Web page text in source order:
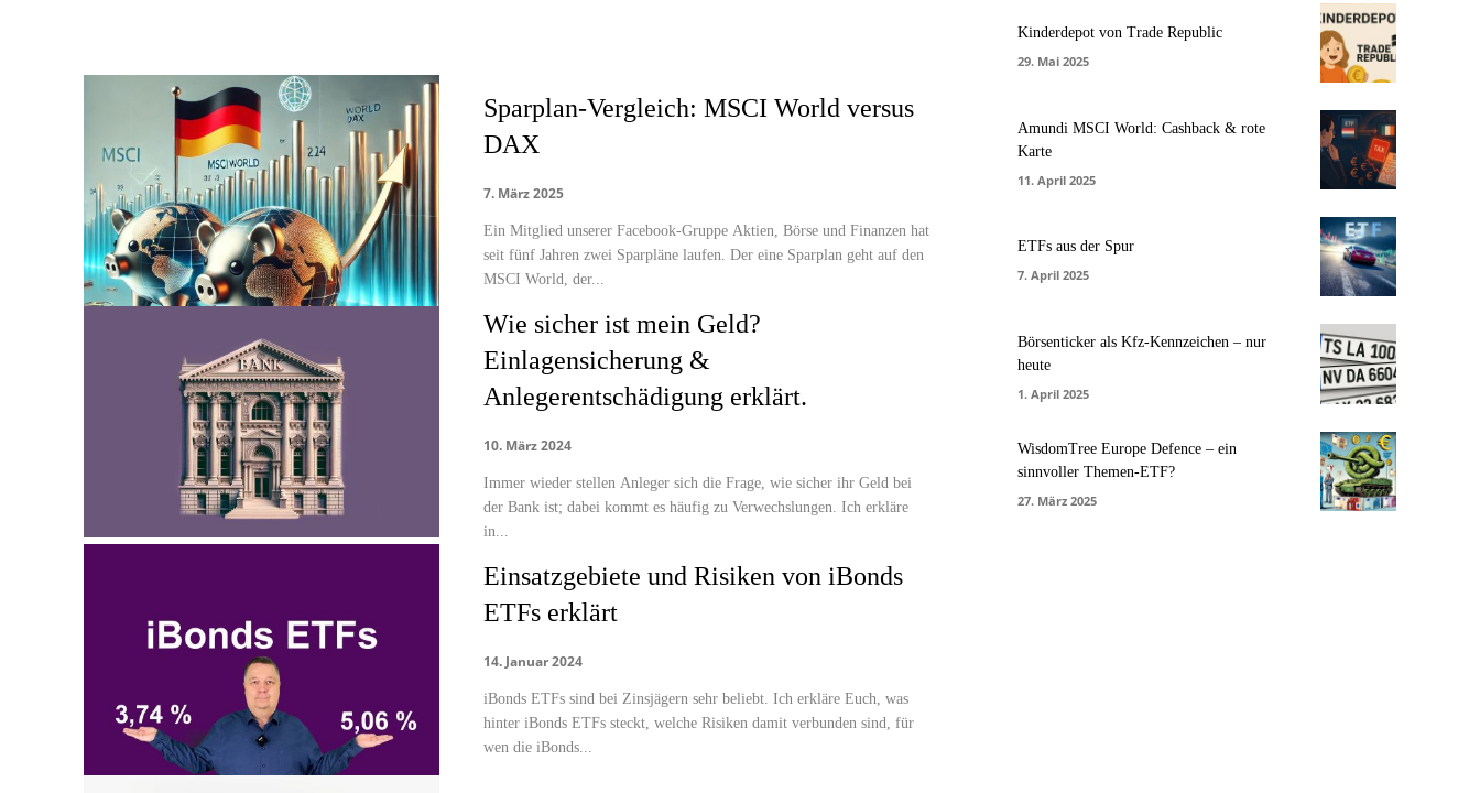
Sparplan-Vergleich: MSCI World versus
DAX
7. März 2025
Ein Mitglied unserer Facebook-Gruppe Aktien, Börse und Finanzen hat
seit fünf Jahren zwei Sparpläne laufen. Der eine Sparplan geht auf den
MSCI World, der...
Wie sicher ist mein Geld?
Einlagensicherung &
Anlegerentschädigung erklärt.
10. März 2024
Immer wieder stellen Anleger sich die Frage, wie sicher ihr Geld bei
der Bank ist; dabei kommt es häufig zu Verwechslungen. Ich erkläre
in...
Einsatzgebiete und Risiken von iBonds
ETFs erklärt
14. Januar 2024
iBonds ETFs sind bei Zinsjägern sehr beliebt. Ich erkläre Euch, was
hinter iBonds ETFs steckt, welche Risiken damit verbunden sind, für
wen die iBonds...
Kinderdepot von Trade Republic
29. Mai 2025
Amundi MSCI World: Cashback & rote
Karte
11. April 2025
ETFs aus der Spur
7. April 2025
Börsenticker als Kfz-Kennzeichen – nur
heute
1. April 2025
WisdomTree Europe Defence – ein
sinnvoller Themen-ETF?
27. März 2025